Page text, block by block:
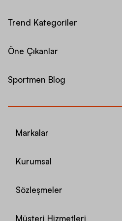
Trend Kategoriler
Öne Çıkanlar
Sportmen Blog
Markalar
Kurumsal
Sözleşmeler
Müşteri Hizmetleri